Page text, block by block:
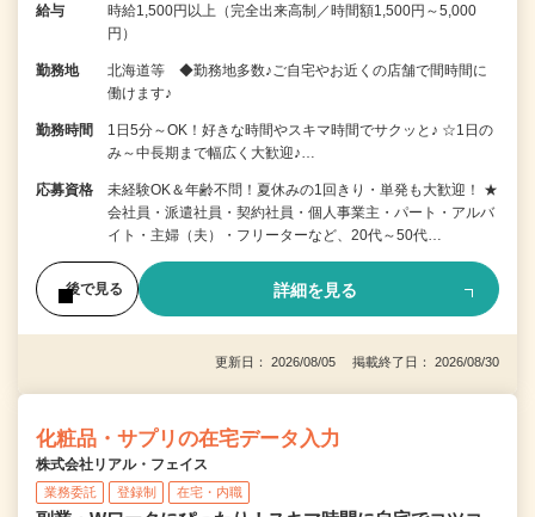
給与
時給1,500円以上（完全出来高制／時間額1,500円～5,000
円）
勤務地
北海道等 ◆勤務地多数♪ご自宅やお近くの店舗で間時間に
働けます♪
勤務時間
1日5分～OK！好きな時間やスキマ時間でサクッと♪ ☆1日の
み～中長期まで幅広く大歓迎♪…
応募資格
未経験OK＆年齢不問！夏休みの1回きり・単発も大歓迎！ ★
会社員・派遣社員・契約社員・個人事業主・パート・アルバ
イト・主婦（夫）・フリーターなど、20代～50代…
後で見る 詳細を見る
更新日： 2026/08/05 掲載終了日： 2026/08/30
化粧品・サプリの在宅データ入力
株式会社リアル・フェイス
業務委託 登録制 在宅・内職